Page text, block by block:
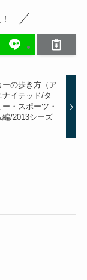
ーの歩き方（ア
ナイテッド/タ
・スポーツ・
編/2013シーズ